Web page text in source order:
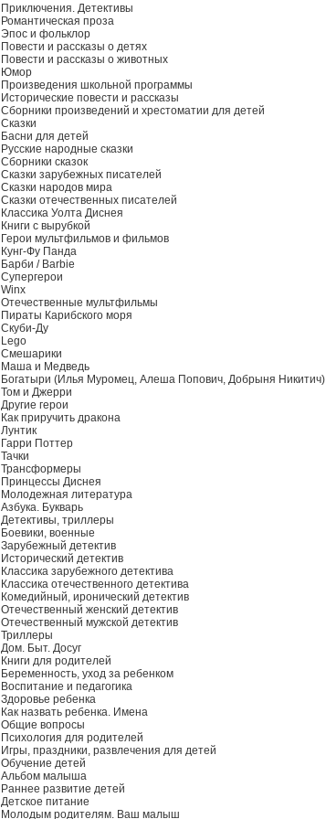
Приключения. Детективы
Романтическая проза
Эпос и фольклор
Повести и рассказы о детях
Повести и рассказы о животных
Юмор
Произведения школьной программы
Исторические повести и рассказы
Сборники произведений и хрестоматии для детей
Сказки
Басни для детей
Русские народные сказки
Сборники сказок
Сказки зарубежных писателей
Сказки народов мира
Сказки отечественных писателей
Классика Уолта Диснея
Книги с вырубкой
Герои мультфильмов и фильмов
Кунг-Фу Панда
Барби / Barbie
Супергерои
Winx
Отечественные мультфильмы
Пираты Карибского моря
Скуби-Ду
Lego
Смешарики
Маша и Медведь
Богатыри (Илья Муромец, Алеша Попович, Добрыня Никитич)
Том и Джерри
Другие герои
Как приручить дракона
Лунтик
Гарри Поттер
Тачки
Трансформеры
Принцессы Диснея
Молодежная литература
Азбука. Букварь
Детективы, триллеры
Боевики, военные
Зарубежный детектив
Исторический детектив
Классика зарубежного детектива
Классика отечественного детектива
Комедийный, иронический детектив
Отечественный женский детектив
Отечественный мужской детектив
Триллеры
Дом. Быт. Досуг
Книги для родителей
Беременность, уход за ребенком
Воспитание и педагогика
Здоровье ребенка
Как назвать ребенка. Имена
Общие вопросы
Психология для родителей
Игры, праздники, развлечения для детей
Обучение детей
Альбом малыша
Раннее развитие детей
Детское питание
Молодым родителям. Ваш малыш